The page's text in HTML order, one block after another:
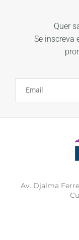
Quer
Se inscreva
Av. Djalma